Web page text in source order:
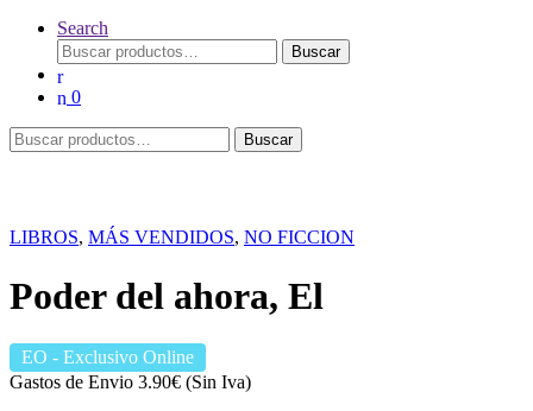
Search
Buscar
por:
Buscar
0
Buscar
por:
Buscar
LIBROS, MÁS VENDIDOS, NO FICCION
Poder del ahora, El
EO - Exclusivo Online
Gastos de Envio 3.90€ (Sin Iva)